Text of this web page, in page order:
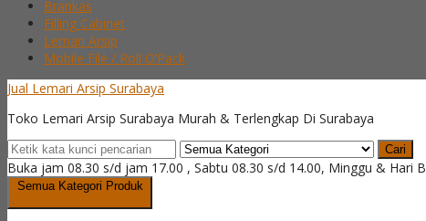
Brankas
Filling Cabinet
Lemari Arsip
Mobile File / Roll O’Pack
Jual Lemari Arsip Surabaya
Toko Lemari Arsip Surabaya Murah & Terlengkap Di Surabaya
Cari
Buka jam 08.30 s/d jam 17.00 , Sabtu 08.30 s/d 14.00, Minggu & Hari
Semua Kategori Produk